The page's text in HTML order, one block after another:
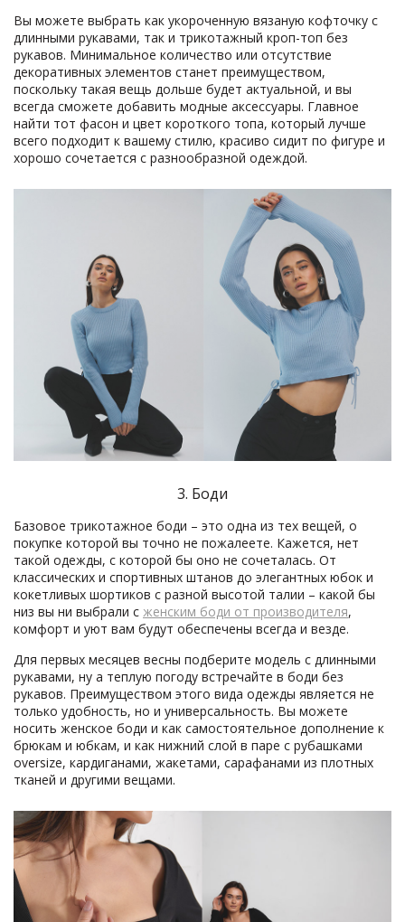
Вы можете выбрать как укороченную вязаную кофточку с
длинными рукавами, так и трикотажный кроп-топ без
рукавов. Минимальное количество или отсутствие
декоративных элементов станет преимуществом,
поскольку такая вещь дольше будет актуальной, и вы
всегда сможете добавить модные аксессуары. Главное
найти тот фасон и цвет короткого топа, который лучше
всего подходит к вашему стилю, красиво сидит по фигуре и
хорошо сочетается с разнообразной одеждой.
3. Боди
Базовое трикотажное боди – это одна из тех вещей, о
покупке которой вы точно не пожалеете. Кажется, нет
такой одежды, с которой бы оно не сочеталась. От
классических и спортивных штанов до элегантных юбок и
кокетливых шортиков с разной высотой талии – какой бы
низ вы ни выбрали с женским боди от производителя,
комфорт и уют вам будут обеспечены всегда и везде.
Для первых месяцев весны подберите модель с длинными
рукавами, ну а теплую погоду встречайте в боди без
рукавов. Преимуществом этого вида одежды является не
только удобность, но и универсальность. Вы можете
носить женское боди и как самостоятельное дополнение к
брюкам и юбкам, и как нижний слой в паре с рубашками
oversize, кардиганами, жакетами, сарафанами из плотных
тканей и другими вещами.